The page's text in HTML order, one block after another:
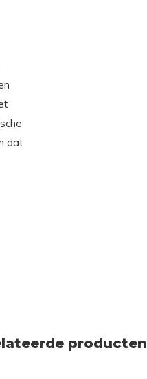
dat
producten